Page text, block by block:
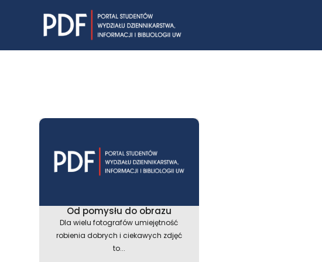
Od pomysłu do obrazu
Dla wielu fotografów umiejętność
robienia dobrych i ciekawych zdjęć
to...